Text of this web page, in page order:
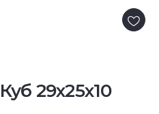
29x25x10